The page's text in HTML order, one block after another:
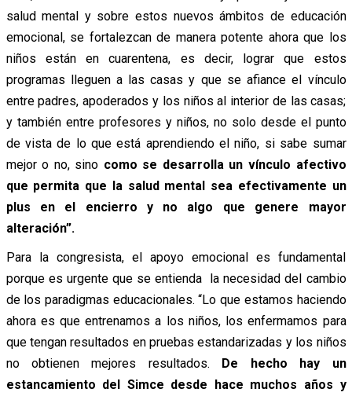
salud mental y sobre estos nuevos ámbitos de educación
emocional, se fortalezcan de manera potente ahora que los
niños están en cuarentena, es decir, lograr que estos
programas lleguen a las casas y que se afiance el vínculo
entre padres, apoderados y los niños al interior de las casas;
y también entre profesores y niños, no solo desde el punto
de vista de lo que está aprendiendo el niño, si sabe sumar
mejor o no, sino como se desarrolla un vínculo afectivo
que permita que la salud mental sea efectivamente un
plus en el encierro y no algo que genere mayor
alteración”.
Para la congresista, el apoyo emocional es fundamental
porque es urgente que se entienda la necesidad del cambio
de los paradigmas educacionales. “Lo que estamos haciendo
ahora es que entrenamos a los niños, los enfermamos para
que tengan resultados en pruebas estandarizadas y los niños
no obtienen mejores resultados. De hecho hay un
estancamiento del Simce desde hace muchos años y